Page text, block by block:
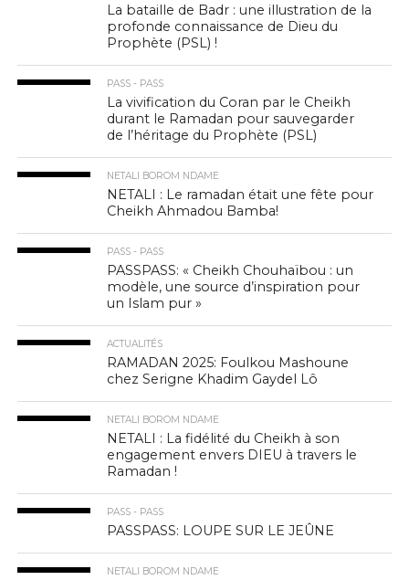
La bataille de Badr : une illustration de la
profonde connaissance de Dieu du
Prophète (PSL) !
PASS - PASS
La vivification du Coran par le Cheikh
durant le Ramadan pour sauvegarder
de l’héritage du Prophète (PSL)
NETALI BOROM NDAME
NETALI : Le ramadan était une fête pour
Cheikh Ahmadou Bamba!
PASS - PASS
PASSPASS: « Cheikh Chouhaïbou : un
modèle, une source d’inspiration pour
un Islam pur »
ACTUALITÉS
RAMADAN 2025: Foulkou Mashoune
chez Serigne Khadim Gaydel Lô
NETALI BOROM NDAME
NETALI : La fidélité du Cheikh à son
engagement envers DIEU à travers le
Ramadan !
PASS - PASS
PASSPASS: LOUPE SUR LE JEÛNE
NETALI BOROM NDAME